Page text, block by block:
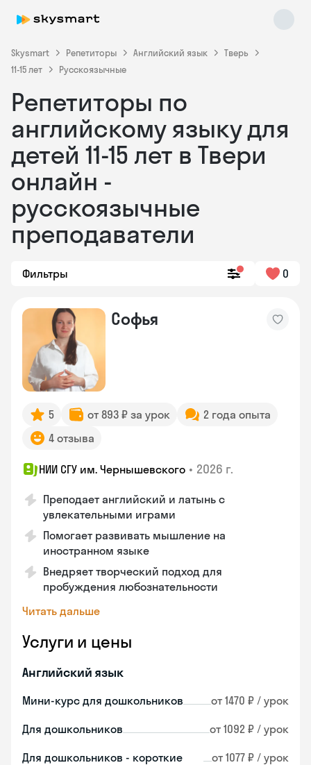
Skysmart Репетиторы Английский язык
Тверь
11-15 лет
Русскоязычные
Репетиторы по
английскому языку для
детей 11-15 лет в Твери
онлайн -
русскоязычные
преподаватели
Фильтры 0
Софья
5 от 893 ₽ за урок
2 года опыта
4 отзыва
НИИ СГУ им. Чернышевского • 2026 г.
Преподает английский и латынь с
увлекательными играми
Помогает развивать мышление на
иностранном языке
Внедряет творческий подход для
пробуждения любознательности
Читать дальше
Услуги и цены
Английский язык
Мини-курс для дошкольников от 1470 ₽ / урок
Для дошкольников от 1092 ₽ / урок
Для дошкольников - короткие
от 1077 ₽ / урок
Skysmart Chat